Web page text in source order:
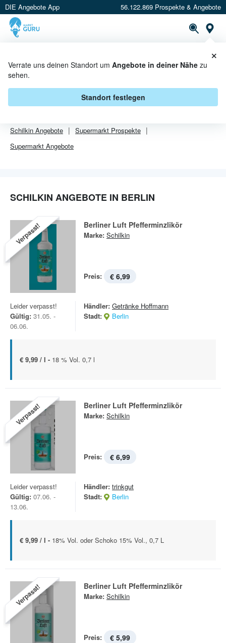
DIE Angebote App 56.122.869 Prospekte & Angebote
Verrate uns deinen Standort um Angebote in deiner Nähe zu
sehen.
Standort festlegen
×
SCHILKIN ANGEBOTE IN BERLIN
VonSchilkinsind in Berlin leider alle Angebebote abgelaufen.
Schilkin Angebote Supermarkt Prospekte
Supermarkt Angebote
SCHILKIN ANGEBOTE IN BERLIN
Verpasst! Berliner Luft Pfefferminzlikör
Marke: Schilkin
Preis: € 6,99
Leider verpasst!
Gültig: 31.05. -
06.06.
Händler: Getränke Hoffmann
Stadt:
Berlin
€ 9,99 / l - 18 % Vol. 0,7 l
Verpasst! Berliner Luft Pfefferminzlikör
Marke: Schilkin
Preis: € 6,99
Leider verpasst!
Gültig: 07.06. -
13.06.
Händler: trinkgut
Stadt:
Berlin
€ 9,99 / l - 18% Vol. oder Schoko 15% Vol., 0,7 L
Verpasst! Berliner Luft Pfefferminzlikör
Marke: Schilkin
Preis: € 5,99